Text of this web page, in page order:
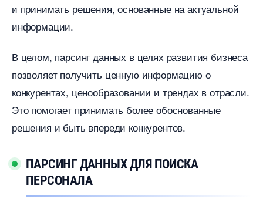
и принимать решения, основанные на актуальной
информации.​
целом, парсинг данных в целях развития бизнеса
позволяет получить ценную информацию о
конкурентах, ценообразовании и трендах в отрасли.
Это помогает принимать более обоснованные
решения и быть впереди конкурентов.​
ПАРСИНГ ДАННЫХ ДЛЯ ПОИСКА
ПЕРСОНАЛА